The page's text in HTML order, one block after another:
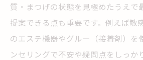
質・まつげの状態を見極めたうえで
提案できる点も重要です。例えば敏
のエステ機器やグルー（接着剤）を
ンセリングで不安や疑問点をしっか